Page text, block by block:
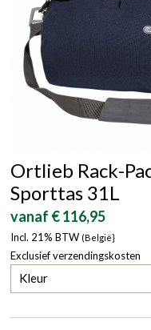
Ortlieb Rack-
Sporttas 31L
vanaf € 116,95
Incl. 21% BTW (België}
Exclusief verzendingskosten
Kleur